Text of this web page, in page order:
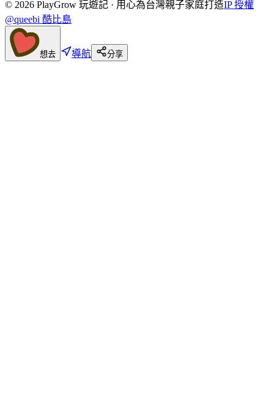
© 2026 PlayGrow 玩遊記 · 用心為台灣親子家庭打造IP 授權
@queebi 酷比島
想去 導航 分享